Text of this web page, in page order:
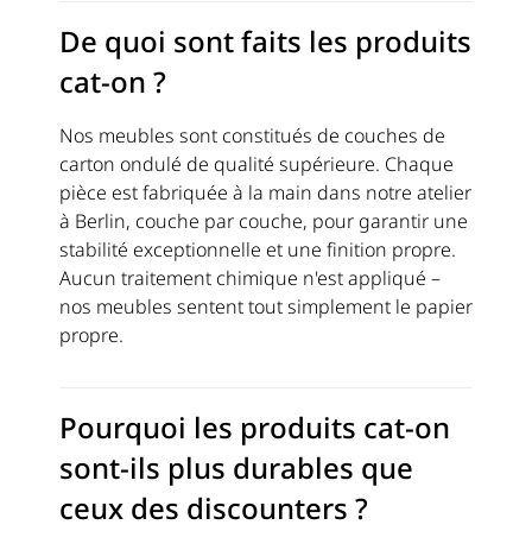
De quoi sont faits les produits
cat-on ?
Nos meubles sont constitués de couches de
carton ondulé de qualité supérieure. Chaque
pièce est fabriquée à la main dans notre atelier
à Berlin, couche par couche, pour garantir une
stabilité exceptionnelle et une finition propre.
Aucun traitement chimique n'est appliqué –
nos meubles sentent tout simplement le papier
propre.
Pourquoi les produits cat-on
sont-ils plus durables que
ceux des discounters ?